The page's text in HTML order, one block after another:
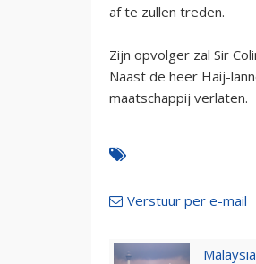
af te zullen treden.
Zijn opvolger zal Sir
Naast de heer Haij-
maatschappij verlaten.
Verstuur per e-mail